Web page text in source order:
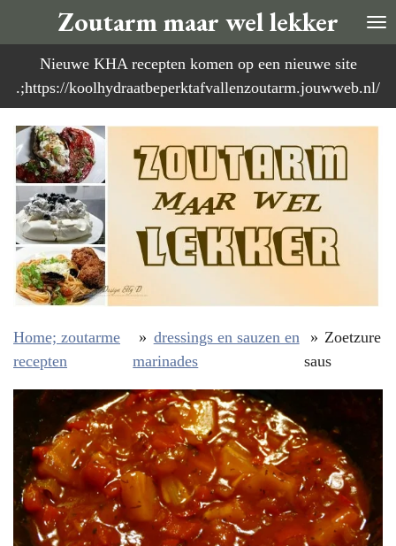
direct
naar
de
Zoutarm maar wel lekker
Nieuwe KHA recepten komen op een nieuwe site
.;https://koolhydraatbeperktafvallenzoutarm.jouwweb.nl/
Home; zoutarme
recepten
» dressings en sauzen en
marinades
» Zoetzure
saus